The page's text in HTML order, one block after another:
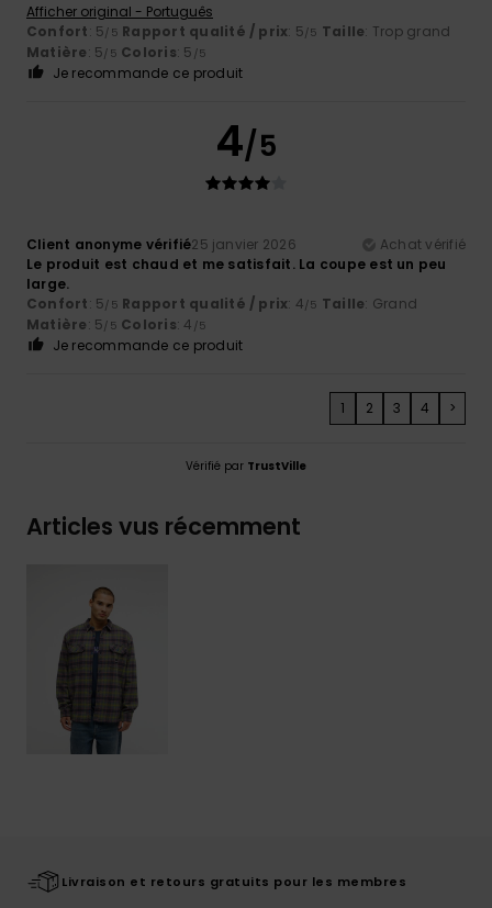
Afficher original - Português
Confort: 5/5 Rapport qualité / prix: 5/5 Taille: Trop grand
Matière: 5/5 Coloris: 5 /5
Je recommande ce produit
4/5
Client anonyme vérifié25 janvier 2026
Achat vérifié
Le produit est chaud et me satisfait. La coupe est un peu
large.
Confort: 5/5 Rapport qualité / prix: 4/5 Taille: Grand
Matière: 5/5 Coloris: 4 /5
Je recommande ce produit
1 2 3 4 >
Vérifié par TrustVille
Articles vus récemment
Livraison et retours gratuits pour les membres